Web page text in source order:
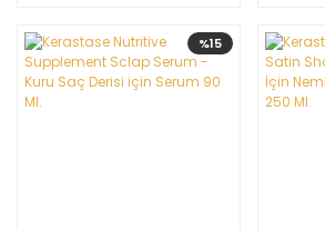
%15